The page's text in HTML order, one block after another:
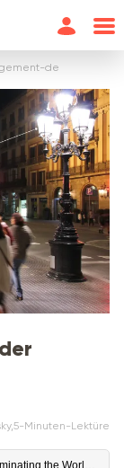
de
,5-Minuten-Lektüre